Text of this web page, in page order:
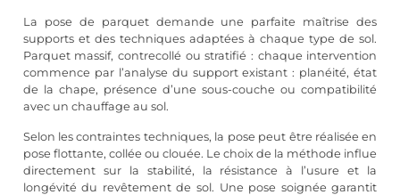
La pose de parquet demande une parfaite maîtrise des
supports et des techniques adaptées à chaque type de sol.
Parquet massif, contrecollé ou stratifié : chaque intervention
commence par l’analyse du support existant : planéité, état
de la chape, présence d’une sous-couche ou compatibilité
avec un chauffage au sol.
Selon les contraintes techniques, la pose peut être réalisée en
pose flottante, collée ou clouée. Le choix de la méthode influe
directement sur la stabilité, la résistance à l’usure et la
longévité du revêtement de sol. Une pose soignée garantit